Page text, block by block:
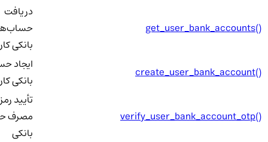
get_user_bank_accounts()
دریافت
بانکی
create_user_bank_account()
ایجاد
بانکی
verify_user_bank_account_otp()
تأیید رمز
مصرف
بانکی